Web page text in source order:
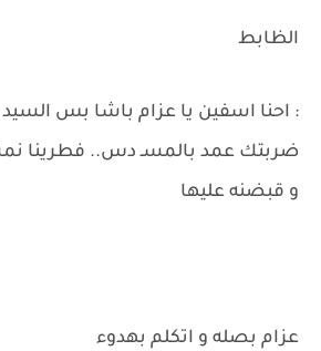
الظابط
: احنا اسفين يا عزام باشا بس السيد
ضربتك عمد بالمسـ دس.. فطرينا
و قبضنه عليها
عزام بصله و اتكلم بهدوء